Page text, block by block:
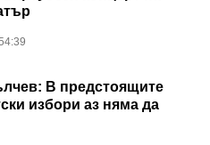
В предстоящите
избори аз няма да